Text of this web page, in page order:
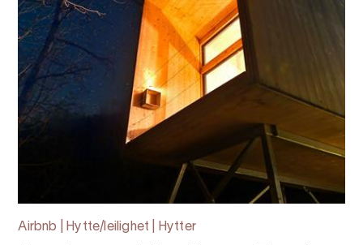
Airbnb | Hytte/leilighet | Hytter